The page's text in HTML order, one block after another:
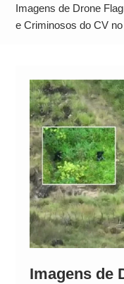
Imagens de Drone
e Criminosos do CV
Imagens de